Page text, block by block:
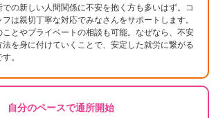
の新しい人間関係に不安を抱く方も多いはず。コ
は親切丁寧な対応でみなさんをサポートします。
とやプライベートの相談も可能。なぜなら、不安
を身に付けていくことで、安定した就労に繋がる
。
自分のペースで通所開始